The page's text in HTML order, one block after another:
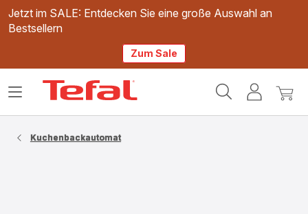
Jetzt im SALE: Entdecken Sie eine große Auswahl an
Bestsellern
Zum Sale
Mein
Mein
Das
Kuchenbackautomat